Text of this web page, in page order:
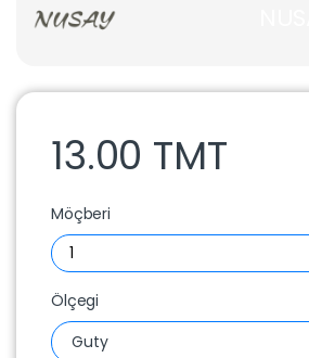
13.00 TMT
Möçberi
Ölçegi
Guty